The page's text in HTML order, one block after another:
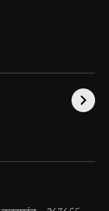
की एक ऐसी